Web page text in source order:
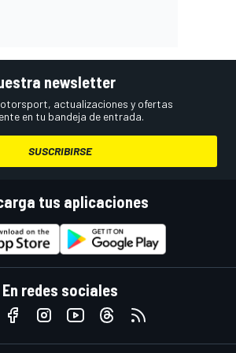
newsletter
actualizaciones y ofertas
en tu bandeja de entrada.
SUSCRIBIRSE
tus aplicaciones
En redes sociales